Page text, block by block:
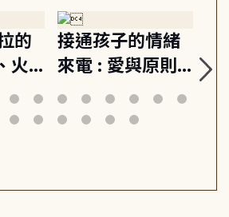
的
火
交官
雅
接通孩子的情緒
來電 : 愛與原則,
建立教養的安定
節奏 22個行動練
關